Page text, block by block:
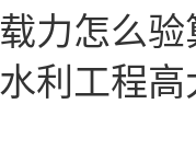
力怎么
利工程